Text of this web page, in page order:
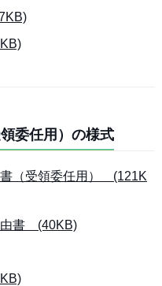
委任用）の様式
（受領委任用） (121K
由書 (40KB)